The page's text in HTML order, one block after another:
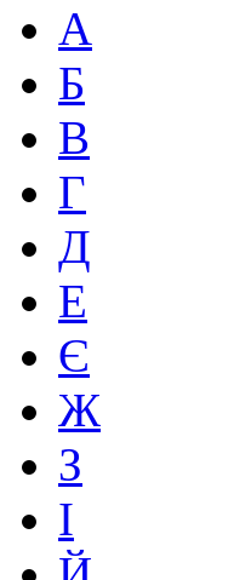
А
Б
В
Г
Д
Е
Є
Ж
З
І